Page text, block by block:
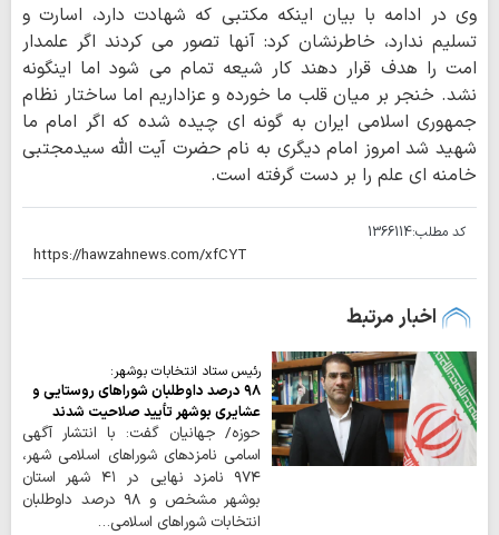
وی در ادامه با بیان اینکه مکتبی که شهادت دارد، اسارت و
تسلیم ندارد، خاطرنشان کرد: آنها تصور می کردند اگر علمدار
امت را هدف قرار دهند کار شیعه تمام می شود اما اینگونه
نشد. خنجر بر میان قلب ما خورده و عزاداریم اما ساختار نظام
جمهوری اسلامی ایران به گونه ای چیده شده که اگر امام ما
شهید شد امروز امام دیگری به نام حضرت آیت الله سیدمجتبی
خامنه ای علم را بر دست گرفته است.
کد مطلب:1366114
اخبار مرتبط
رئیس ستاد انتخابات بوشهر:
۹۸ درصد داوطلبان شوراهای روستایی و
عشایری بوشهر تأیید صلاحیت شدند
حوزه/ جهانیان گفت: با انتشار آگهی
اسامی نامزدهای شوراهای اسلامی شهر،
۹۷۴ نامزد نهایی در ۴۱ شهر استان
بوشهر مشخص و ۹۸ درصد داوطلبان
انتخابات شوراهای اسلامی…